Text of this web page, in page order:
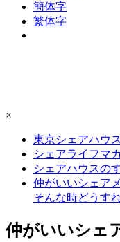
簡体字
繁体字
×
東京シェアハウ
シェアライフマ
シェアハウスの
仲がいいシェア
そんな時どうす
仲がいいシェ